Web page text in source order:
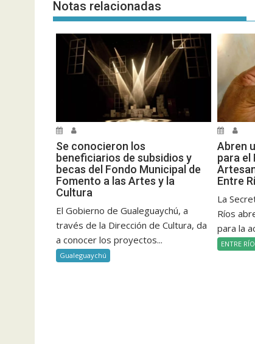
Notas relacionadas
Se conocieron los
beneficiarios de subsidios y
becas del Fondo Municipal de
Fomento a las Artes y la
Cultura
El Gobierno de Gualeguaychú, a
través de la Dirección de Cultura, da
a conocer los proyectos...
Gualeguaychú
Abren
para el
Entre
La
Ríos
para la
ENTRE